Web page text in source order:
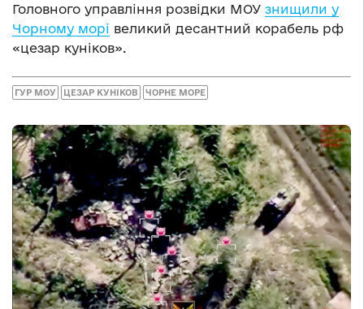
Головного управління розвідки МОУ знищили у
Чорному морі великий десантний корабель рф
«цезар куніков».
ГУР МОУ ЦЕЗАР КУНІКОВ ЧОРНЕ МОРЕ